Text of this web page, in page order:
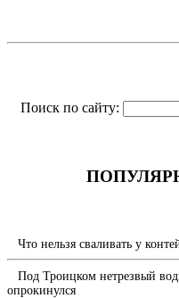
Поиск по сайту:
Что нельзя сваливать у
Под Троицком нетрезвый
опрокинулся